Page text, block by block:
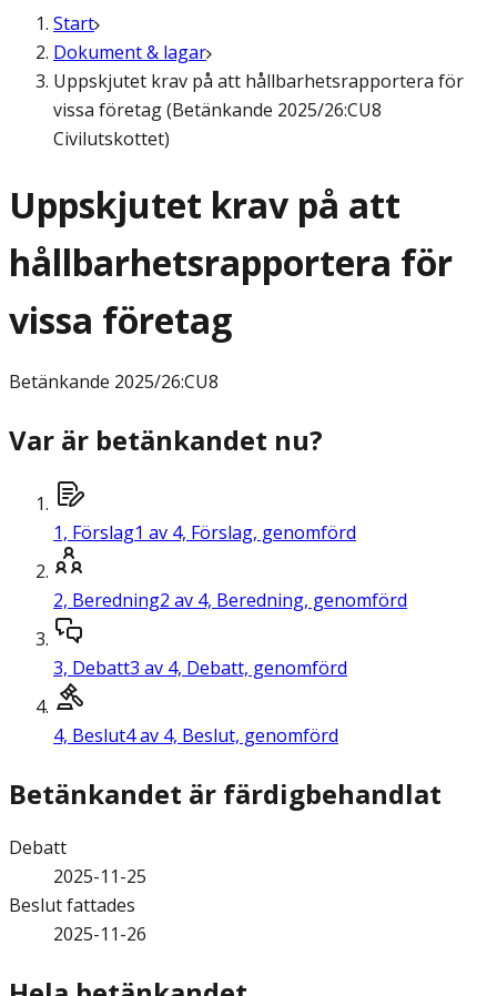
Start
Dokument & lagar
Uppskjutet krav på att hållbarhetsrapportera för
vissa företag (Betänkande 2025/26:CU8
Civilutskottet)
Uppskjutet krav på att
hållbarhetsrapportera för
vissa företag
Betänkande 2025/26:CU8
Var är betänkandet nu?
1, Förslag1 av 4, Förslag, genomförd
2, Beredning2 av 4, Beredning, genomförd
3, Debatt3 av 4, Debatt, genomförd
4, Beslut4 av 4, Beslut, genomförd
Betänkandet är färdigbehandlat
Debatt
2025-11-25
Beslut fattades
2025-11-26